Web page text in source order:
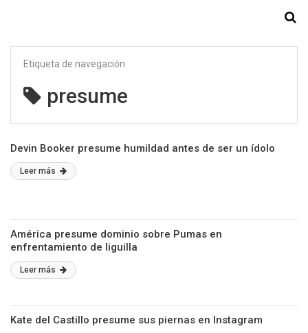
Etiqueta de navegación
presume
Devin Booker presume humildad antes de ser un ídolo
Leer más
América presume dominio sobre Pumas en
enfrentamiento de liguilla
Leer más
Kate del Castillo presume sus piernas en Instagram